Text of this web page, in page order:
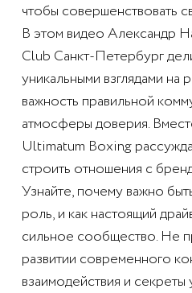
чтобы совершенствовать
В этом видео Александр
Club Санкт-Петербург
уникальными взглядами на
важность правильной
атмосферы доверия.
Ultimatum Boxing
строить отношения с
Узнайте, почему важно
роль, и как настоящий
сильное сообщество. Не
развитии современного
взаимодействия и